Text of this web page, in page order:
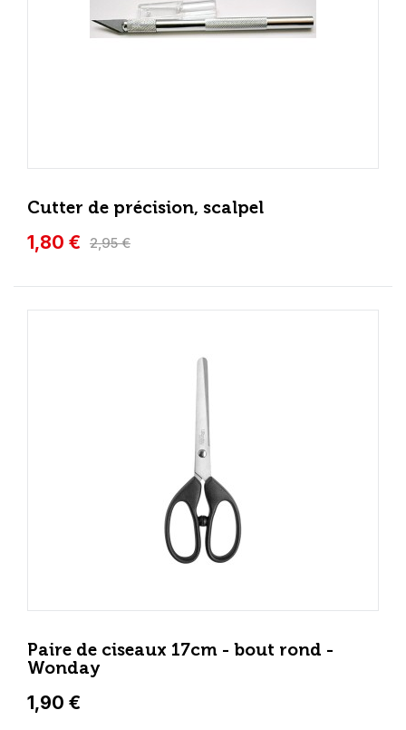
Cutter de précision, scalpel
1,80 € 2,95 €
Paire de ciseaux 17cm - bout rond -
Wonday
1,90 €